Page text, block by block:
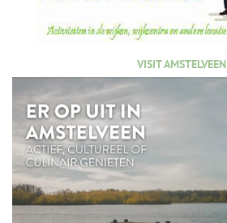
VISIT AMSTELVEEN